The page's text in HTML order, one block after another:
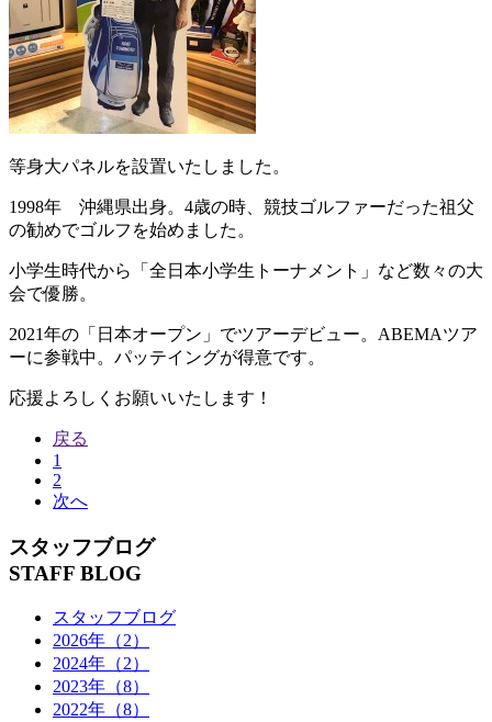
等身大パネルを設置いたしました。
1998年 沖縄県出身。4歳の時、競技ゴルファーだった祖父
の勧めでゴルフを始めました。
小学生時代から「全日本小学生トーナメント」など数々の大
会で優勝。
2021年の「日本オープン」でツアーデビュー。ABEMAツア
ーに参戦中。パッテイングが得意です。
応援よろしくお願いいたします！
戻る
1
2
次へ
スタッフブログ
STAFF BLOG
スタッフブログ
2026年（2）
2024年（2）
2023年（8）
2022年（8）